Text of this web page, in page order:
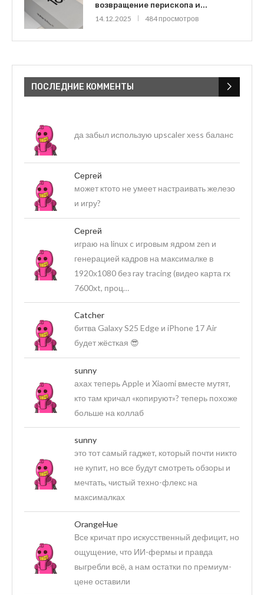
возвращение перископа и...
14.12.2025
484 просмотров
ПОСЛЕДНИЕ КОММЕНТЫ
да забыл использую upscaler xess баланс
Сергей
может ктото не умеет настраивать железо
и игру?
Сергей
играю на linux c игровым ядром zen и
генерацией кадров на максималке в
1920х1080 без ray tracing (видео карта rx
7600xt, проц…
Catcher
битва Galaxy S25 Edge и iPhone 17 Air
будет жёсткая 😎
sunny
ахах теперь Apple и Xiaomi вместе мутят,
кто там кричал «копируют»? теперь похоже
больше на коллаб
sunny
это тот самый гаджет, который почти никто
не купит, но все будут смотреть обзоры и
мечтать, чистый техно-флекс на
максималках
OrangeHue
Все кричат про искусственный дефицит, но
ощущение, что ИИ-фермы и правда
выгребли всё, а нам остатки по премиум-
цене оставили